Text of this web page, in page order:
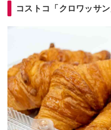
コストコ「クロワッサ